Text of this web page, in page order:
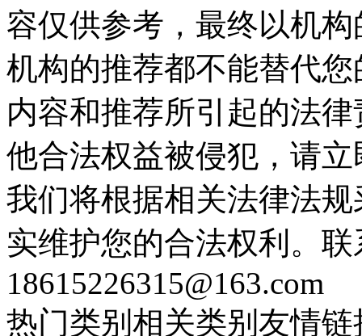
容仅供参考，最终以机
机构的推荐都不能替代
内容和推荐所引起的法
他合法权益被侵犯，请
我们将根据相关法律法
实维护您的合法权利。
18615226315@163.com
热门类别 相关类别 友情链